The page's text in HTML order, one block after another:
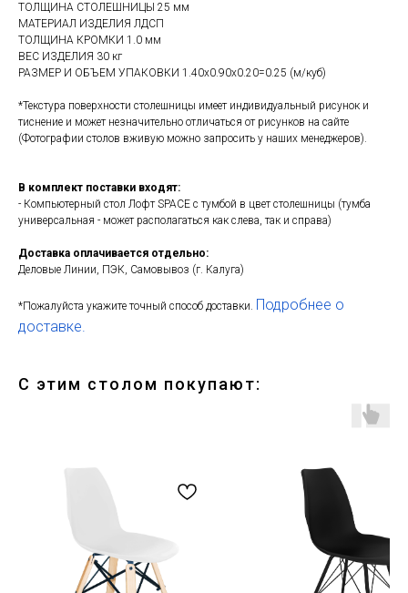
ТОЛЩИНА СТОЛЕШНИЦЫ 25 мм
МАТЕРИАЛ ИЗДЕЛИЯ ЛДСП
ТОЛЩИНА КРОМКИ 1.0 мм
ВЕС ИЗДЕЛИЯ 30 кг
РАЗМЕР И ОБЪЕМ УПАКОВКИ 1.40х0.90х0.20=0.25 (м/куб)
*Текстура поверхности столешницы имеет индивидуальный рисунок и
тиснение и может незначительно отличаться от рисунков на сайте
(Фотографии столов вживую можно запросить у наших менеджеров).
В комплект поставки входят:
- Компьютерный стол Лофт SPACE с тумбой в цвет столешницы (тумба
универсальная - может располагаться как слева, так и справа)
Доставка оплачивается отдельно:
Деловые Линии, ПЭК, Самовывоз (г. Калуга)
*Пожалуйста укажите точный способ доставки. Подробнее о
доставке.
С этим столом покупают: